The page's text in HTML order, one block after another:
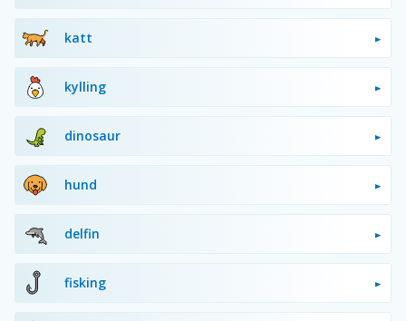
katt
kylling
dinosaur
hund
delfin
fisking